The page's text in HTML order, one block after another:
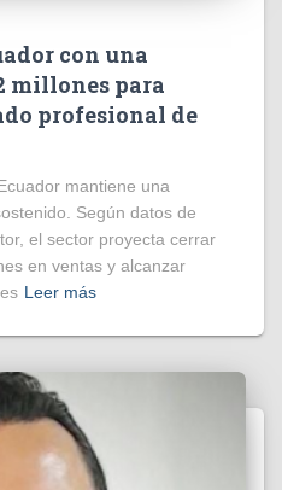
con una
millones para
profesional de
mantiene una
Según datos de
el sector proyecta cerrar
en ventas y alcanzar
Leer más